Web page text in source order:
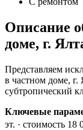
Описание
доме, г.
Представляем
в частном доме,
субтропический
Ключевые
эт. · стоимость 18